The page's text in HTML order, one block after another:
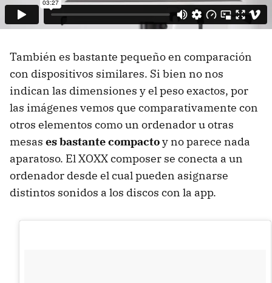
También es bastante pequeño en comparación
con dispositivos similares. Si bien no nos
indican las dimensiones y el peso exactos, por
las imágenes vemos que comparativamente con
otros elementos como un ordenador u otras
mesas es bastante compactoy no parece nada
aparatoso. El XOXX composer se conecta a un
ordenador desde el cual pueden asignarse
distintos sonidos a los discos con la app.